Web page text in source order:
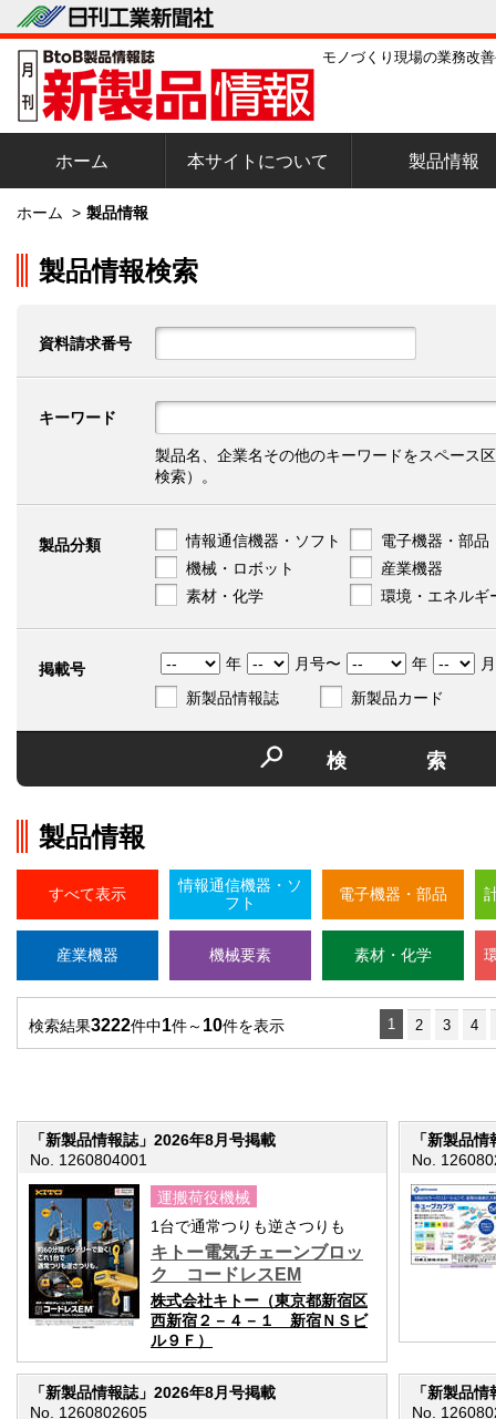
モノづくり現場の業務改
ホーム 本サイトについて 製品情報
ホーム > 製品情報
製品情報検索
資料請求番号
キーワード
製品名、企業名その他のキーワードをスペース
検索）。
製品分類 情報通信機器・ソフト
電子機器・部品
機械・ロボット
産業機器
素材・化学
環境・エネルギ
掲載号 年 月号〜 年
新製品情報誌
新製品カード
検
製品情報
すべて表示
情報通信機器・ソ
フト
電子機器・部品
産業機器 機械要素 素材・化学
検索結果3222件中1件～ 10件を表示 1 2 3 4
「新製品情報誌」2026年8月号掲載
No. 1260804001
運搬荷役機械
1台で通常つりも逆さつりも
キトー電気チェーンブロッ
ク コードレスEM
株式会社キトー（東京都新宿区
西新宿２－４－１ 新宿ＮＳビ
ル９Ｆ）
「新製品
No.
「新製品情報誌」2026年8月号掲載
No. 1260802605
「新製品
No.